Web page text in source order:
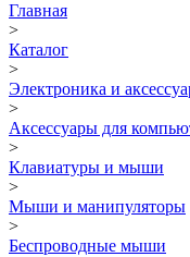
Главная
>
Каталог
>
Электроника и
>
Аксессуары для
>
Клавиатуры и мыши
>
Мыши и манипуляторы
>
Беспроводные мыши